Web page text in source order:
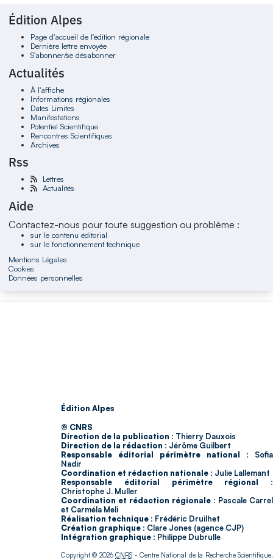
Édition Alpes
Page d'accueil de l'édition régionale
Dernière lettre envoyée
S'abonner/se désabonner
Actualités
À l'affiche
Informations régionales
Dates Limites
Manifestations
Potentiel Scientifique
Rencontres Scientifiques
Archives
Rss
Lettres
Actualités
Aide
Contactez-nous pour toute suggestion ou problème :
sur le contenu éditorial
sur le fonctionnement technique
Mentions Légales
Cookies
Données personnelles
Édition Alpes
© CNRS
Direction de la publication : Thierry Dauxois
Direction de la rédaction : Jérôme Guilbert
Responsable éditorial périmètre national : Sofia
Nadir
Coordination et rédaction nationale : Julie Lallemant
Responsable éditorial périmètre régional :
Christophe J. Muller
Coordination et rédaction régionale : Pascale Carrel
et Carméla Meli
Réalisation technique : Frédéric Druilhet
Création graphique : Clare Jones (agence CJP)
Intégration graphique : Philippe Dubrulle
Copyright © 2026CNRS - Centre National de la Recherche Scientifique.